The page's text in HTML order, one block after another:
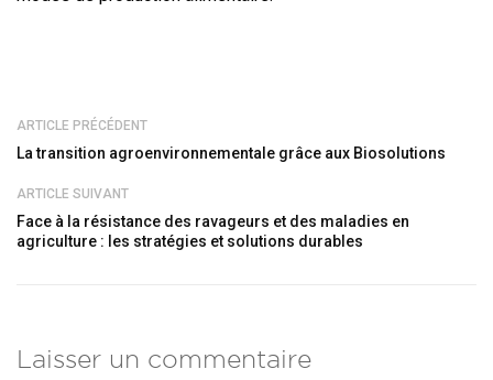
ARTICLE PRÉCÉDENT
La transition agroenvironnementale grâce aux Biosolutions
ARTICLE SUIVANT
Face à la résistance des ravageurs et des maladies en
agriculture : les stratégies et solutions durables
Laisser un commentaire